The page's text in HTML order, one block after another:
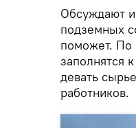
Обсуждают
подземных
поможет. По
заполнятся
девать
работников.